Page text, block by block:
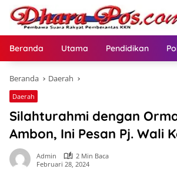
Langsung
konten
Beranda Utama Pendidikan
Beranda Daerah
Daerah
Silahturahmi dengan
Ambon, Ini Pesan Pj. Wali
Admin
2 Min Baca
Februari 28, 2024